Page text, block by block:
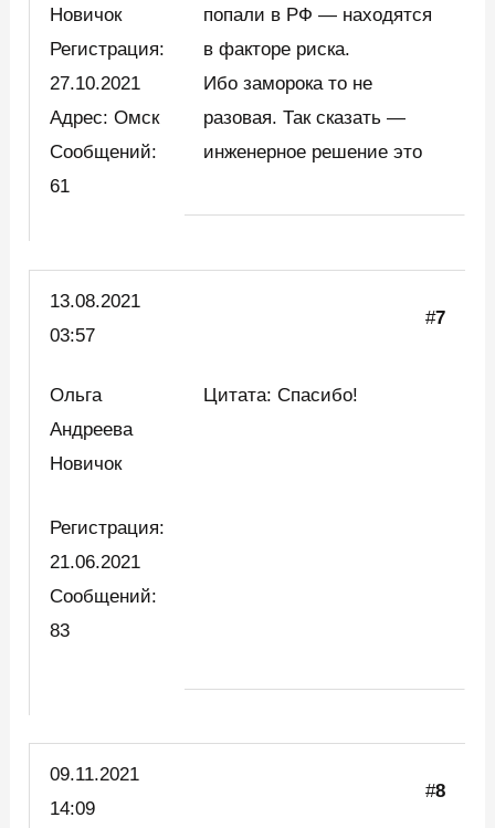
Новичок
Регистрация:
27.10.2021
Адрес: Омск
Сообщений:
61
попали в РФ — находятся
в факторе риска.
Ибо заморока то не
разовая. Так сказать —
инженерное решение это
13.08.2021
03:57
#7
Ольга
Андреева
Новичок
Регистрация:
21.06.2021
Сообщений:
83
Цитата: Спасибо!
09.11.2021
14:09
#8